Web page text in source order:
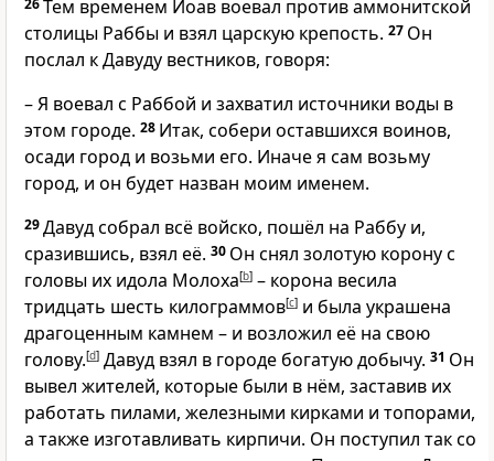
26Тем временем Иоав воевал против аммонитской
столицы Раббы и взял царскую крепость. 27 Он
послал к Давуду вестников, говоря:
– Я воевал с Раббой и захватил источники воды в
этом городе. 28 Итак, собери оставшихся воинов,
осади город и возьми его. Иначе я сам возьму
город, и он будет назван моим именем.
29Давуд собрал всё войско, пошёл на Раббу и,
сразившись, взял её. 30 Он снял золотую корону с
головы их идола Молоха[b] – корона весила
тридцать шесть килограммов[c] и была украшена
драгоценным камнем – и возложил её на свою
голову.[d] Давуд взял в городе богатую добычу. 31 Он
вывел жителей, которые были в нём, заставив их
работать пилами, железными кирками и топорами,
а также изготавливать кирпичи. Он поступил так со